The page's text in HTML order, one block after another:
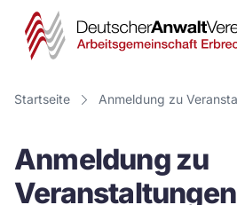
Startseite
Anmeldung zu
Veranstaltungen